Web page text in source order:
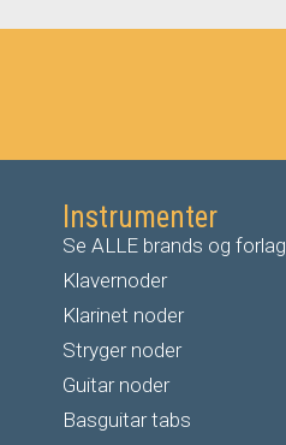
Instrumenter
Se ALLE brands og forlag
Klavernoder
Klarinet noder
Stryger noder
Guitar noder
Basguitar tabs